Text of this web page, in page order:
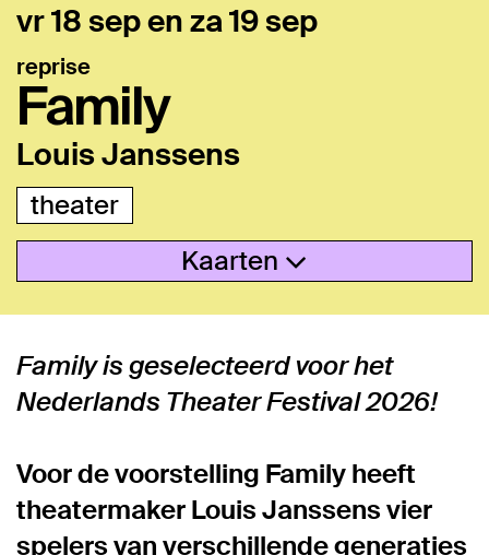
Family
Louis Janssens
reprise
vr 18 sepenza 19 sep
theater
Kaarten
Family is geselecteerd voor het
Nederlands Theater Festival 2026!
Voor de voorstelling Family heeft
theatermaker Louis Janssens vier
spelers van verschillende generaties